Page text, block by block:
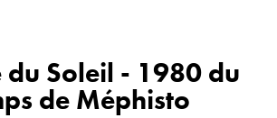
du Soleil - 1980 du
de Méphisto